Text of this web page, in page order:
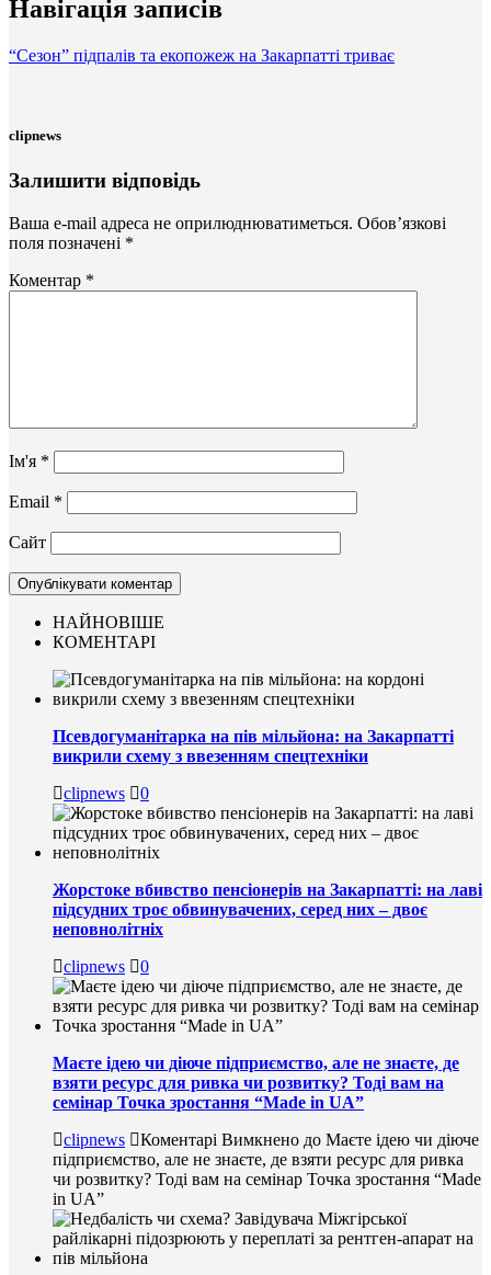
Навігація записів
“Сезон” підпалів та екопожеж на Закарпатті триває
clipnews
Залишити відповідь
Ваша e-mail адреса не оприлюднюватиметься. Обов’язкові
поля позначені *
Коментар *
Ім'я *
Email *
Сайт
НАЙНОВІШЕ
КОМЕНТАРІ
Псевдогуманітарка на пів мільйона: на Закарпатті
викрили схему з ввезенням спецтехніки
clipnews
0
Жорстоке вбивство пенсіонерів на Закарпатті: на лаві
підсудних троє обвинувачених, серед них – двоє
неповнолітніх
clipnews
0
Маєте ідею чи діюче підприємство, але не знаєте, де
взяти ресурс для ривка чи розвитку? Тоді вам на
семінар Точка зростання “Made in UA”
clipnews
Коментарі Вимкнено до Маєте ідею чи діюче
підприємство, але не знаєте, де взяти ресурс для ривка
чи розвитку? Тоді вам на семінар Точка зростання “Made
in UA”